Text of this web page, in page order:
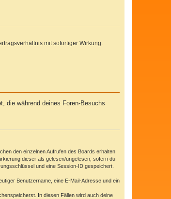
mit sofortiger Wirkung.
die während deines Foren-Besuchs
den einzelnen Aufrufen des Boards erhalten
dieser als gelesen/ungelesen; sofern du
und eine Session-ID gespeichert.
Benutzername, eine E-Mail-Adresse und ein
In diesen Fällen wird auch deine